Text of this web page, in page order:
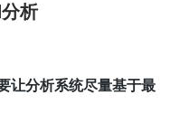
析
让分析系统尽量基于最